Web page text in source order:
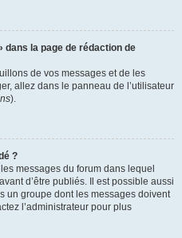
dans la page de rédaction de
de vos messages et de les
allez dans le panneau de l’utilisateur
).
?
messages du forum dans lequel
d’être publiés. Il est possible aussi
un groupe dont les messages doivent
l’administrateur pour plus